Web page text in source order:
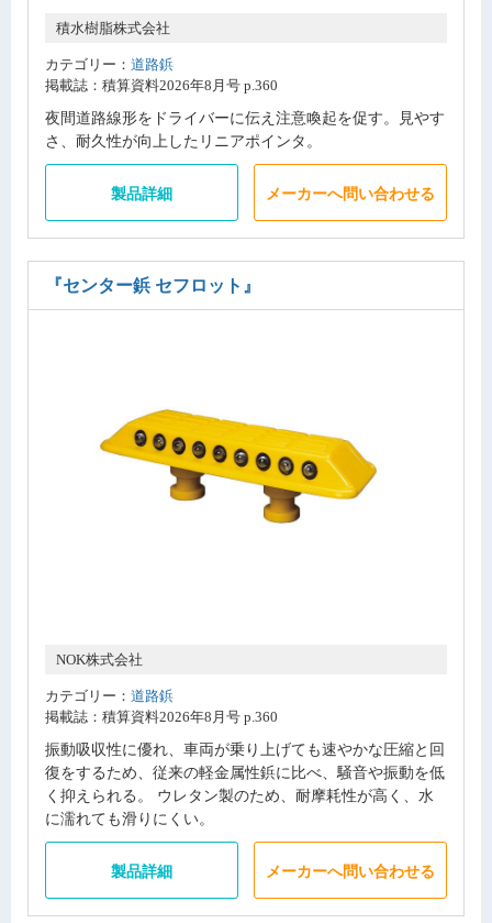
積水樹脂株式会社
カテゴリー： 道路鋲
掲載誌：積算資料2026年8月号 p.360
夜間道路線形をドライバーに伝え注意喚起を促す。見やす
さ、耐久性が向上したリニアポインタ。
製品詳細 メーカーへ問い合わせる
『センター鋲 セフロット』
NOK株式会社
カテゴリー： 道路鋲
掲載誌：積算資料2026年8月号 p.360
振動吸収性に優れ、車両が乗り上げても速やかな圧縮と回
復をするため、従来の軽金属性鋲に比べ、騒音や振動を低
く抑えられる。 ウレタン製のため、耐摩耗性が高く、水
に濡れても滑りにくい。
製品詳細 メーカーへ問い合わせる